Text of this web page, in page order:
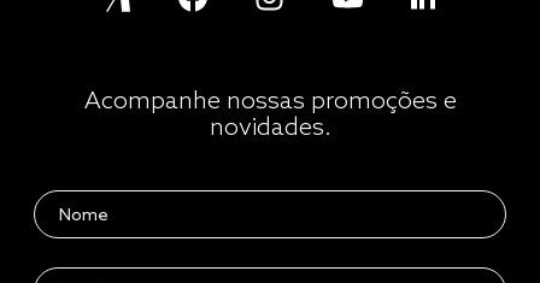
Acompanhe nossas promoções e
novidades.